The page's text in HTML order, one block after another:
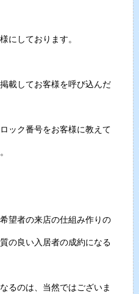
にしております。
載してお客様を呼び込んだ
ック番号をお客様に教えて
望者の来店の仕組み作りの
の良い入居者の成約になる
るのは、当然ではございま